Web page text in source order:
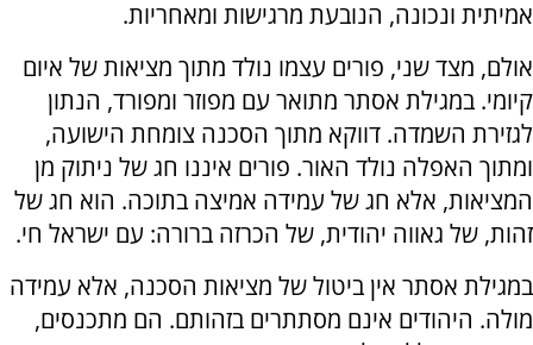
אמיתית ונכונה, הנובעת מרגישות ומאחריות.
אולם, מצד שני, פורים עצמו נולד מתוך מציאות של איום
קיומי. במגילת אסתר מתואר עם מפוזר ומפורד, הנתון
לגזירת השמדה. דווקא מתוך הסכנה צומחת הישועה,
ומתוך האפלה נולד האור. פורים איננו חג של ניתוק מן
המציאות, אלא חג של עמידה אמיצה בתוכה. הוא חג של
זהות, של גאווה יהודית, של הכרזה ברורה: עם ישראל חי.
במגילת אסתר אין ביטול של מציאות הסכנה, אלא עמידה
מולה. היהודים אינם מסתתרים בזהותם. הם מתכנסים,